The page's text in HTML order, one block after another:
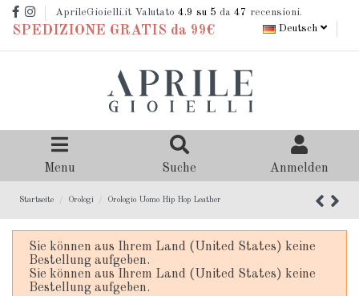
AprileGioielli.it Valutato 4.9 su 5 da 47 recensioni.
SPEDIZIONE GRATIS da 99€ Deutsch
Menu Suche Anmelden
Startseite Orologi Orologio Uomo Hip Hop Leather
Sie können aus Ihrem Land (United States) keine
Bestellung aufgeben.
Sie können aus Ihrem Land (United States) keine
Bestellung aufgeben.